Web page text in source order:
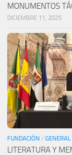
MONUMENTOS
DICIEMBRE 11, 2025
FUNDACIÓN / GENERAL
LITERATURA Y